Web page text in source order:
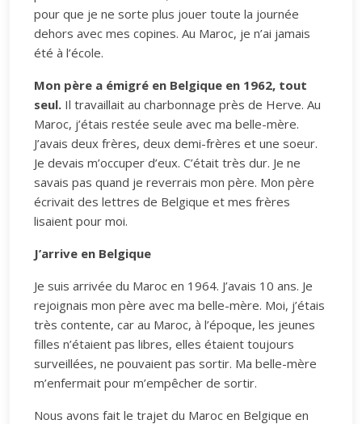
pour que je ne sorte plus jouer toute la journée
dehors avec mes copines. Au Maroc, je n’ai jamais
été à l’école.
Mon père a émigré en Belgique en 1962, tout
seul. Il travaillait au charbonnage près de Herve. Au
Maroc, j’étais restée seule avec ma belle-mère.
J’avais deux frères, deux demi-frères et une soeur.
Je devais m’occuper d’eux. C’était très dur. Je ne
savais pas quand je reverrais mon père. Mon père
écrivait des lettres de Belgique et mes frères
lisaient pour moi.
J’arrive en Belgique
Je suis arrivée du Maroc en 1964. J’avais 10 ans. Je
rejoignais mon père avec ma belle-mère. Moi, j’étais
très contente, car au Maroc, à l’époque, les jeunes
filles n’étaient pas libres, elles étaient toujours
surveillées, ne pouvaient pas sortir. Ma belle-mère
m’enfermait pour m’empêcher de sortir.
Nous avons fait le trajet du Maroc en Belgique en